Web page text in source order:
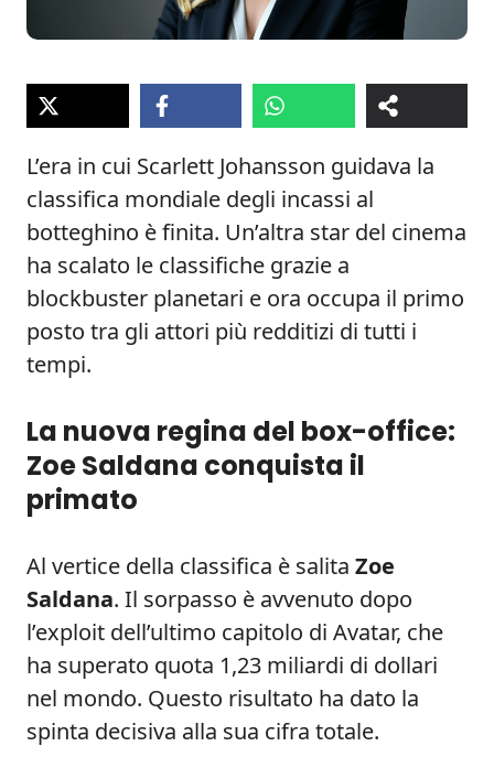
L’era in cui Scarlett Johansson guidava la
classifica mondiale degli incassi al
botteghino è finita. Un’altra star del cinema
ha scalato le classifiche grazie a
blockbuster planetari e ora occupa il primo
posto tra gli attori più redditizi di tutti i
tempi.
La nuova regina del box-office:
Zoe Saldana conquista il
primato
Al vertice della classifica è salita Zoe
Saldana. Il sorpasso è avvenuto dopo
l’exploit dell’ultimo capitolo di Avatar, che
ha superato quota 1,23 miliardi di dollari
nel mondo. Questo risultato ha dato la
spinta decisiva alla sua cifra totale.